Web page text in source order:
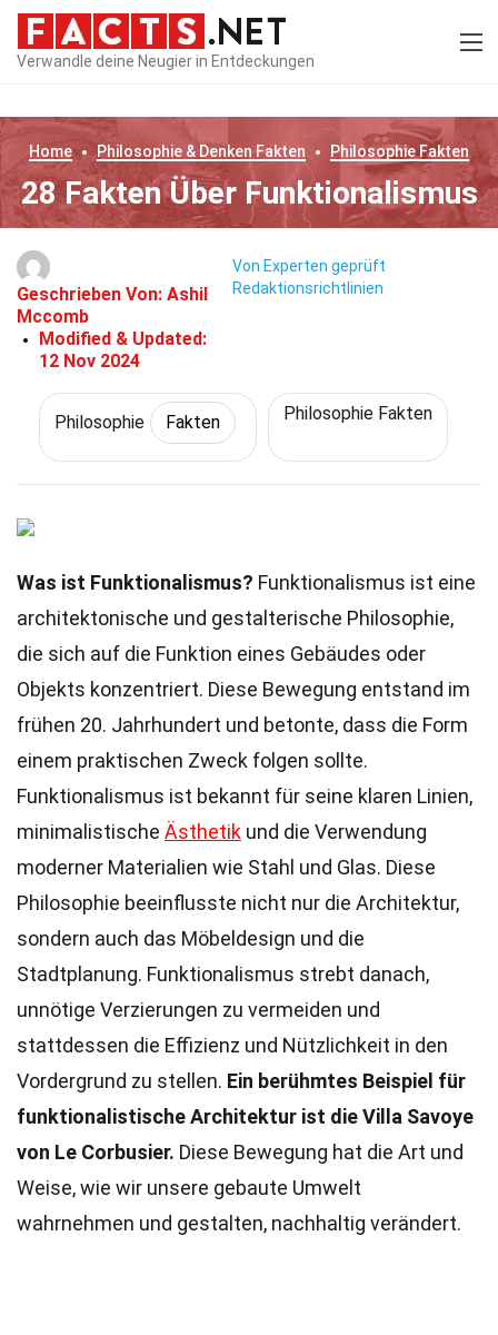
Verwandle deine Neugier in Entdeckungen
Home Philosophie & Denken Fakten Philosophie Fakten
28 Fakten Über Funktionalismus
Geschrieben Von: Ashil
Mccomb
Modified & Updated:
12 Nov 2024
Von Experten geprüft
Redaktionsrichtlinien
Philosophie Fakten Philosophie Fakten
Was ist Funktionalismus? Funktionalismus ist eine
architektonische und gestalterische Philosophie,
die sich auf die Funktion eines Gebäudes oder
Objekts konzentriert. Diese Bewegung entstand im
frühen 20. Jahrhundert und betonte, dass die Form
einem praktischen Zweck folgen sollte.
Funktionalismus ist bekannt für seine klaren Linien,
minimalistische Ästhetik und die Verwendung
moderner Materialien wie Stahl und Glas. Diese
Philosophie beeinflusste nicht nur die Architektur,
sondern auch das Möbeldesign und die
Stadtplanung. Funktionalismus strebt danach,
unnötige Verzierungen zu vermeiden und
stattdessen die Effizienz und Nützlichkeit in den
Vordergrund zu stellen. Ein berühmtes Beispiel für
funktionalistische Architektur ist die Villa Savoye
von Le Corbusier. Diese Bewegung hat die Art und
Weise, wie wir unsere gebaute Umwelt
wahrnehmen und gestalten, nachhaltig verändert.